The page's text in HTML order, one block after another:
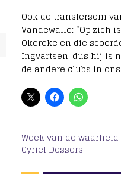
Ook de transfersom
Vandewalle: “Op zich
Okereke en die
Ingvartsen, dus hij is
de andere clubs in
Week van de
Cyriel Dessers